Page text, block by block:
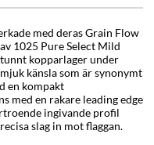
med deras Grain Flow
1025 Pure Select Mild
kopparlager under
känsla som är synonymt
en kompakt
med en rakare leading edge
ingivande profil
slag in mot flaggan.